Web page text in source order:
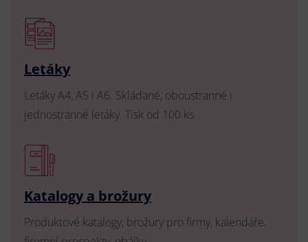
Letáky
Letáky A4, A5 i A6. Skládané, oboustranné i
jednostranné letáky. Tisk od 100 ks.
Katalogy a brožury
Produktové katalogy, brožury pro firmy, kalendáře,